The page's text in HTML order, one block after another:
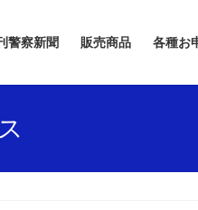
警察新聞 販売商品 各種お